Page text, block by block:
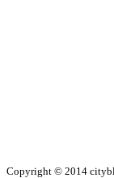
Copyright © 2014